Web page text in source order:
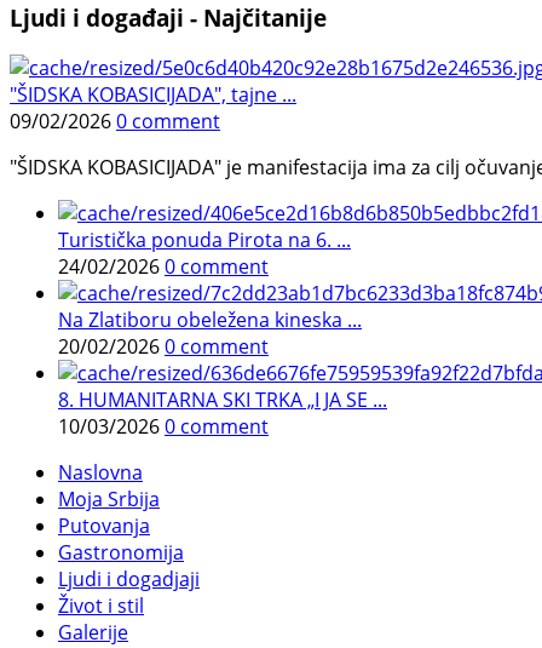
Ljudi i događaji - Najčitanije
"ŠIDSKA KOBASICIJADA", tajne ...
09/02/20260 comment
"ŠIDSKA KOBASICIJADA" je manifestacija ima za cilj
Turistička ponuda Pirota na 6. ...
24/02/20260 comment
Na Zlatiboru obeležena kineska ...
20/02/20260 comment
8. HUMANITARNA SKI TRKA „I JA SE ...
10/03/20260 comment
Naslovna
Moja Srbija
Putovanja
Gastronomija
Ljudi i dogadjaji
Život i stil
Galerije